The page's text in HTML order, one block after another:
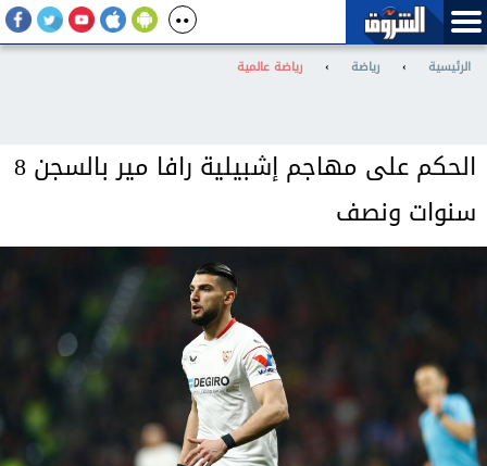
الرئيسية › رياضة › رياضة عالمية
الحكم على مهاجم إشبيلية رافا مير بالسجن 8
سنوات ونصف